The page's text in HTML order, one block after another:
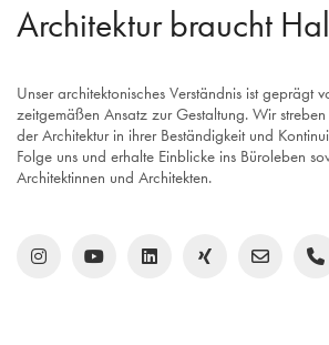
Architektur braucht
Unser architektonisches Verständnis ist geprägt
zeitgemäßen Ansatz zur Gestaltung. Wir
der Architektur in ihrer Beständigkeit und
Folge uns und erhalte Einblicke ins Büroleben
Architektinnen und Architekten.